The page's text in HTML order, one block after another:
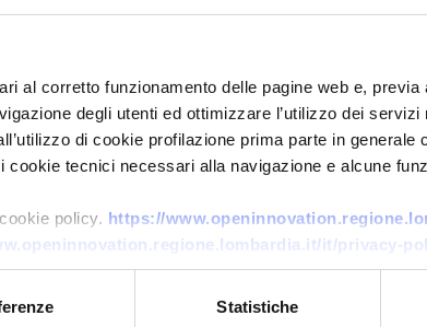
al corretto funzionamento delle pagine web e, previa
degli utenti ed ottimizzare l’utilizzo dei
di cookie profilazione prima parte in generale
tecnici necessari alla navigazione e alcune
policy. https://
it/privacy-
Statistiche
per mobilità,
e industria
TOES20251022012
ID